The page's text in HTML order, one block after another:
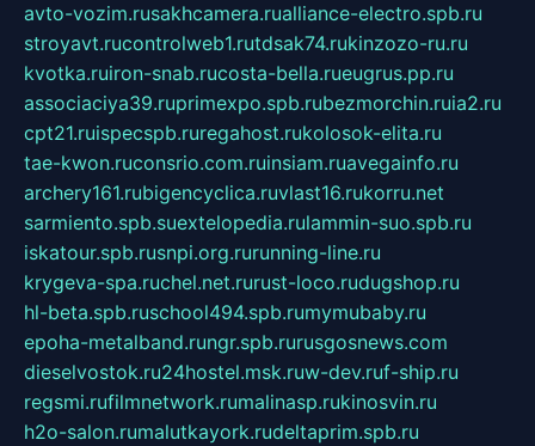
avto-vozim.rusakhcamera.rualliance-electro.spb.ru
stroyavt.rucontrolweb1.rutdsak74.rukinzozo-ru.ru
kvotka.ruiron-snab.rucosta-bella.rueugrus.pp.ru
associaciya39.ruprimexpo.spb.rubezmorchin.ruia2.ru
cpt21.ruispecspb.ruregahost.rukolosok-elita.ru
tae-kwon.ruconsrio.com.ruinsiam.ruavegainfo.ru
archery161.rubigencyclica.ruvlast16.rukorru.net
sarmiento.spb.suextelopedia.rulammin-suo.spb.ru
iskatour.spb.rusnpi.org.rurunning-line.ru
krygeva-spa.ruchel.net.rurust-loco.rudugshop.ru
hl-beta.spb.ruschool494.spb.rumymubaby.ru
epoha-metalband.rungr.spb.rurusgosnews.com
dieselvostok.ru24hostel.msk.ruw-dev.ruf-ship.ru
regsmi.rufilmnetwork.rumalinasp.rukinosvin.ru
h2o-salon.rumalutkayork.rudeltaprim.spb.ru